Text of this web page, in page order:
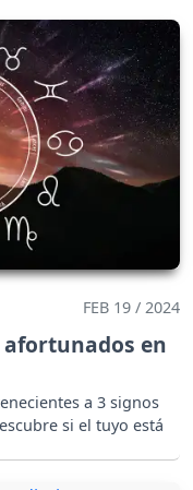
FEB 19 / 2024
afortunados en
a 3 signos
si el tuyo está